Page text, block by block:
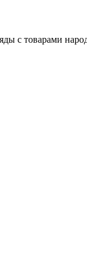
с товарами